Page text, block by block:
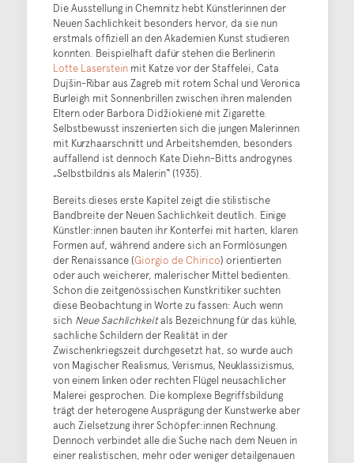
Die Ausstellung in Chemnitz hebt Künstlerinnen der
Neuen Sachlichkeit besonders hervor, da sie nun
erstmals offiziell an den Akademien Kunst studieren
konnten. Beispielhaft dafür stehen die Berlinerin
Lotte Lasersteinmit Katze vor der Staffelei, Cata
Dujšin-Ribar aus Zagreb mit rotem Schal und Veronica
Burleigh mit Sonnenbrillen zwischen ihren malenden
Eltern oder Barbora Didžiokienė mit Zigarette.
Selbstbewusst inszenierten sich die jungen Malerinnen
mit Kurzhaarschnitt und Arbeitshemden, besonders
auffallend ist dennoch Kate Diehn-Bitts androgynes
„Selbstbildnis als Malerin“ (1935).
Bereits dieses erste Kapitel zeigt die stilistische
Bandbreite der Neuen Sachlichkeit deutlich. Einige
Künstler:innen bauten ihr Konterfei mit harten, klaren
Formen auf, während andere sich an Formlösungen
der Renaissance (Giorgio de Chirico) orientierten
oder auch weicherer, malerischer Mittel bedienten.
Schon die zeitgenössischen Kunstkritiker suchten
diese Beobachtung in Worte zu fassen: Auch wenn
sich Neue Sachlichkeitals Bezeichnung für das kühle,
sachliche Schildern der Realität in der
Zwischenkriegszeit durchgesetzt hat, so wurde auch
von Magischer Realismus, Verismus, Neuklassizismus,
von einem linken oder rechten Flügel neusachlicher
Malerei gesprochen. Die komplexe Begriffsbildung
trägt der heterogene Ausprägung der Kunstwerke aber
auch Zielsetzung ihrer Schöpfer:innen Rechnung.
Dennoch verbindet alle die Suche nach dem Neuen in
einer realistischen, mehr oder weniger detailgenauen